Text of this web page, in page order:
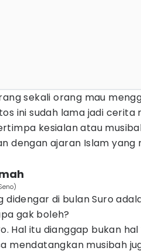
sekali orang mau
ini sudah lama jadi cerita
kesialan atau
dengan ajaran Islam yang
didengar di bulan Suro
gak boleh?
Hal itu dianggap bukan
mendatangkan musibah